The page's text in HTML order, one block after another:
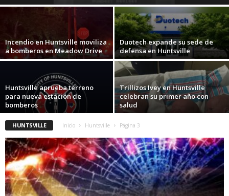
Incendio en Huntsville moviliza
a bomberos en Meadow Drive
Duotech expande su sede de
defensa en Huntsville
Huntsville aprueba terreno
para nueva estación de
bomberos
Trillizos Ivey en Huntsville
celebran su primer año con
salud
HUNTSVILLE Inicio Huntsville Página 3